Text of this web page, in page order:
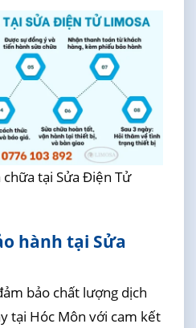
tại Sửa Điện Tử
hành tại Sửa
bảo chất lượng dịch
tại Hóc Môn với cam kết